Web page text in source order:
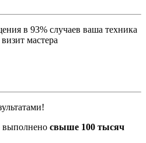
в 93% случаев ваша техника
мастера
выполнено свыше 100 тысяч